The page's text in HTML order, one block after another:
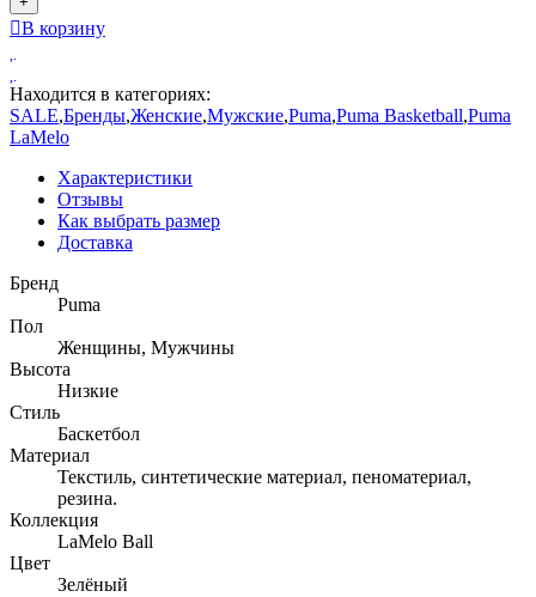
В корзину
Находится в категориях:
SALE,Бренды,Женские,Мужские,Puma,Puma Basketball,Puma
LaMelo
Характеристики
Отзывы
Как выбрать размер
Доставка
Бренд
Puma
Пол
Женщины, Мужчины
Высота
Низкие
Стиль
Баскетбол
Материал
Текстиль, синтетические материал, пеноматериал,
резина.
Коллекция
LaMelo Ball
Цвет
Зелёный